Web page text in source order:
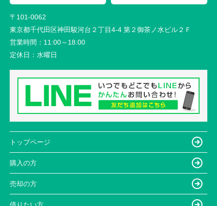
〒101-0062
東京都千代田区神田駿河台２丁目4-4 第２御茶ノ水ビル２Ｆ
営業時間： 11:00～18:00
定休日： 水曜日
トップページ
購入の方
売却の方